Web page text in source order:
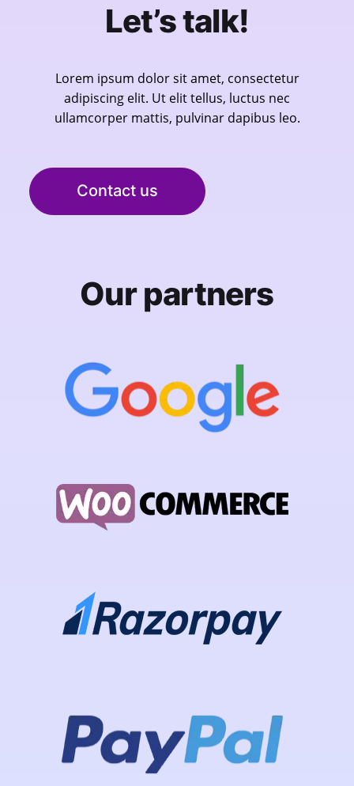
Let’s talk!
Lorem ipsum dolor sit amet, consectetur
adipiscing elit. Ut elit tellus, luctus nec
ullamcorper mattis, pulvinar dapibus leo.
Contact us
Our partners